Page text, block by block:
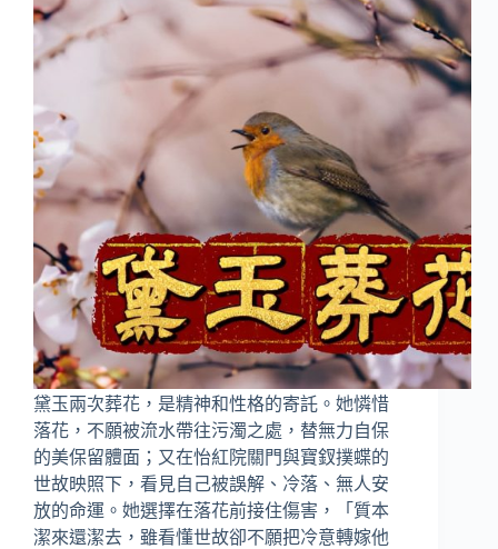
黛玉兩次葬花，是精神和性格的寄託。她憐惜
落花，不願被流水帶往污濁之處，替無力自保
的美保留體面；又在怡紅院關門與寶釵撲蝶的
世故映照下，看見自己被誤解、冷落、無人安
放的命運。她選擇在落花前接住傷害，「質本
潔來還潔去，雖看懂世故卻不願把冷意轉嫁他